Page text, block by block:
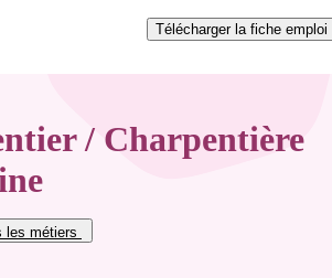
Télécharger la fiche emploi
/ Charpentière
les métiers